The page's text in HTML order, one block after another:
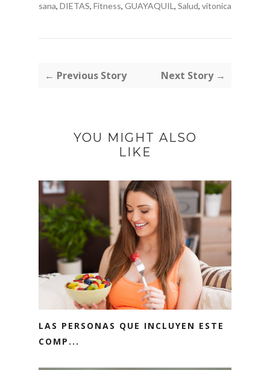
sana, DIETAS, Fitness, GUAYAQUIL , Salud, vitonica
← Previous Story Next Story →
YOU MIGHT ALSO
LIKE
LAS PERSONAS QUE INCLUYEN ESTE
COMP...